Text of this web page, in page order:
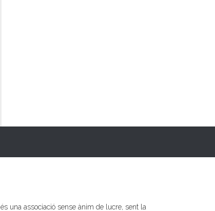
és una associació sense ànim de lucre, sent la